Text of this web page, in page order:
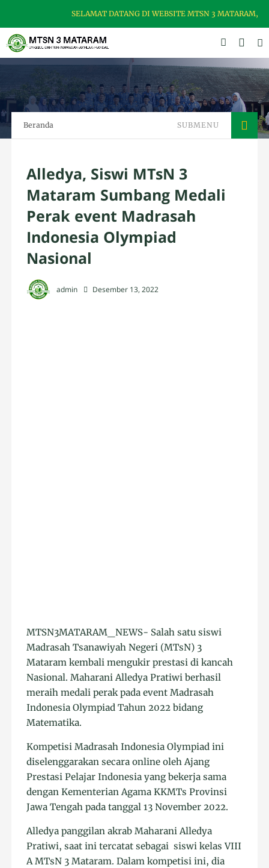
SELAMAT DATANG DI WEBSITE MTSN 3 MATARAM,
Beranda SUBMENU
Alledya, Siswi MTsN 3
Mataram Sumbang Medali
Perak event Madrasah
Indonesia Olympiad
Nasional
admin Desember 13, 2022
MTSN3MATARAM_NEWS- Salah satu siswi
Madrasah Tsanawiyah Negeri (MTsN) 3
Mataram kembali mengukir prestasi di kancah
Nasional. Maharani Alledya Pratiwi berhasil
meraih medali perak pada event Madrasah
Indonesia Olympiad Tahun 2022 bidang
Matematika.
Kompetisi Madrasah Indonesia Olympiad ini
diselenggarakan secara online oleh Ajang
Prestasi Pelajar Indonesia yang bekerja sama
dengan Kementerian Agama KKMTs Provinsi
Jawa Tengah pada tanggal 13 November 2022.
Alledya panggilan akrab Maharani Alledya
Pratiwi, saat ini tercatat sebagai siswi kelas VIII
A MTsN 3 Mataram. Dalam kompetisi ini, dia